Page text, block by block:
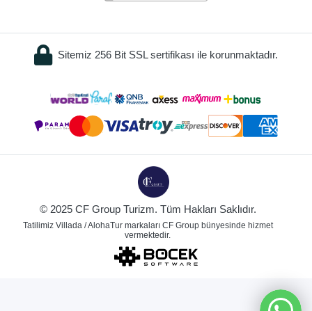
Sitemiz 256 Bit SSL sertifikası ile korunmaktadır.
© 2025 CF Group Turizm. Tüm Hakları Saklıdır.
Tatilimiz Villada / AlohaTur markaları CF Group bünyesinde hizmet
vermektedir.